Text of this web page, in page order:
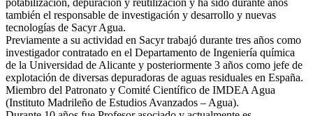
también el responsable de investigación y desarrollo y nuevas
tecnologías de Sacyr Agua.
Previamente a su actividad en Sacyr trabajó durante tres años como
investigador contratado en el Departamento de Ingeniería química
de la Universidad de Alicante y posteriormente 3 años como jefe de
explotación de diversas depuradoras de aguas residuales en España.
Miembro del Patronato y Comité Científico de IMDEA Agua
(Instituto Madrileño de Estudios Avanzados – Agua).